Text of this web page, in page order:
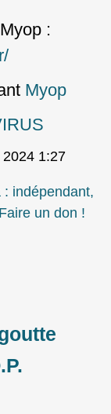
:
Myop
1:27
indépendant,
un don !